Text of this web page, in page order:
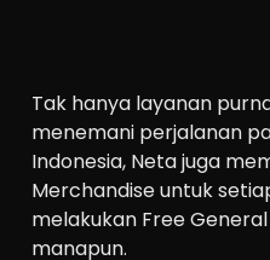
Tak hanya layanan
menemani perjalanan
Indonesia, Neta juga
Merchandise untuk
melakukan Free
manapun.